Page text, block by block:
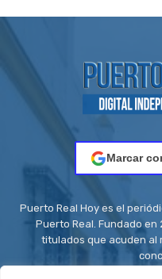
Marcar
Puerto Real Hoy es el
Puerto Real. Fundado
titulados que acuden al